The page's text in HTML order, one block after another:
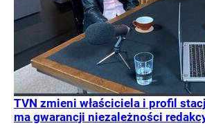
TVN zmieni właściciela i profil
ma gwarancji niezależności